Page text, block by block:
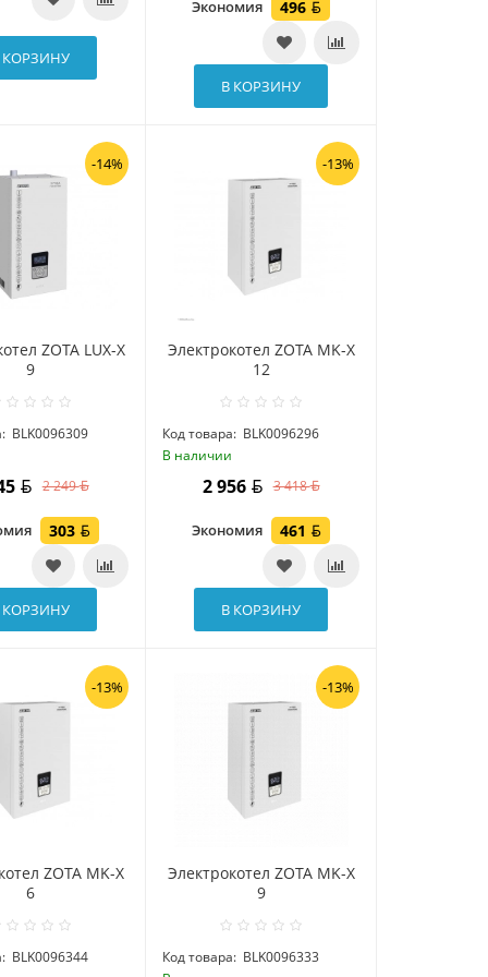
КОРЗИНУ
Экономия 496
В КОРЗИНУ
-14%
ZOTA LUX-X
9
BLK0096309
2 249
303
КОРЗИНУ
-13%
Электрокотел ZOTA MK-X
12
Код товара: BLK0096296
В наличии
2 956 3 418
Экономия 461
В КОРЗИНУ
-13%
ZOTA MK-X
6
BLK0096344
-13%
Электрокотел ZOTA MK-X
9
Код товара: BLK0096333